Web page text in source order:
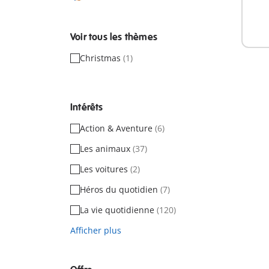
Voir tous les thèmes
Christmas (1)
Intérêts
Action & Aventure (6)
Les animaux (37)
Les voitures (2)
Héros du quotidien (7)
La vie quotidienne (120)
Afficher plus